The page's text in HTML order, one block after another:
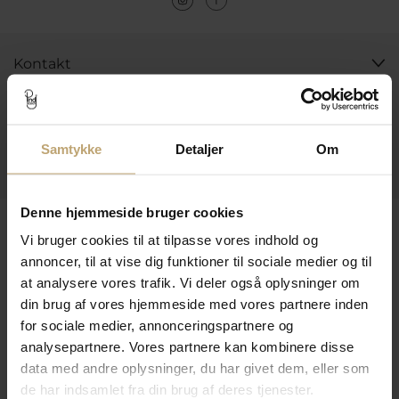
Samtykke Detaljer Om
Denne hjemmeside bruger cookies
Vi bruger cookies til at tilpasse vores indhold og
annoncer, til at vise dig funktioner til sociale medier og til
at analysere vores trafik. Vi deler også oplysninger om
din brug af vores hjemmeside med vores partnere inden
for sociale medier, annonceringspartnere og
analysepartnere. Vores partnere kan kombinere disse
data med andre oplysninger, du har givet dem, eller som
de har indsamlet fra din brug af deres tjenester.
Kontakt
Åbningstider I Butikken
Leveringsmuligheder
Betalingsmuligheder
Sikker Og Tryg E-Handel